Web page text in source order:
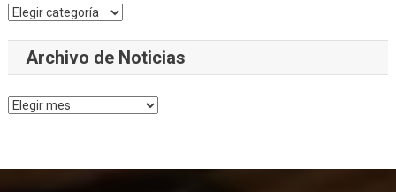
Categorías
Archivo de Noticias
Archivo